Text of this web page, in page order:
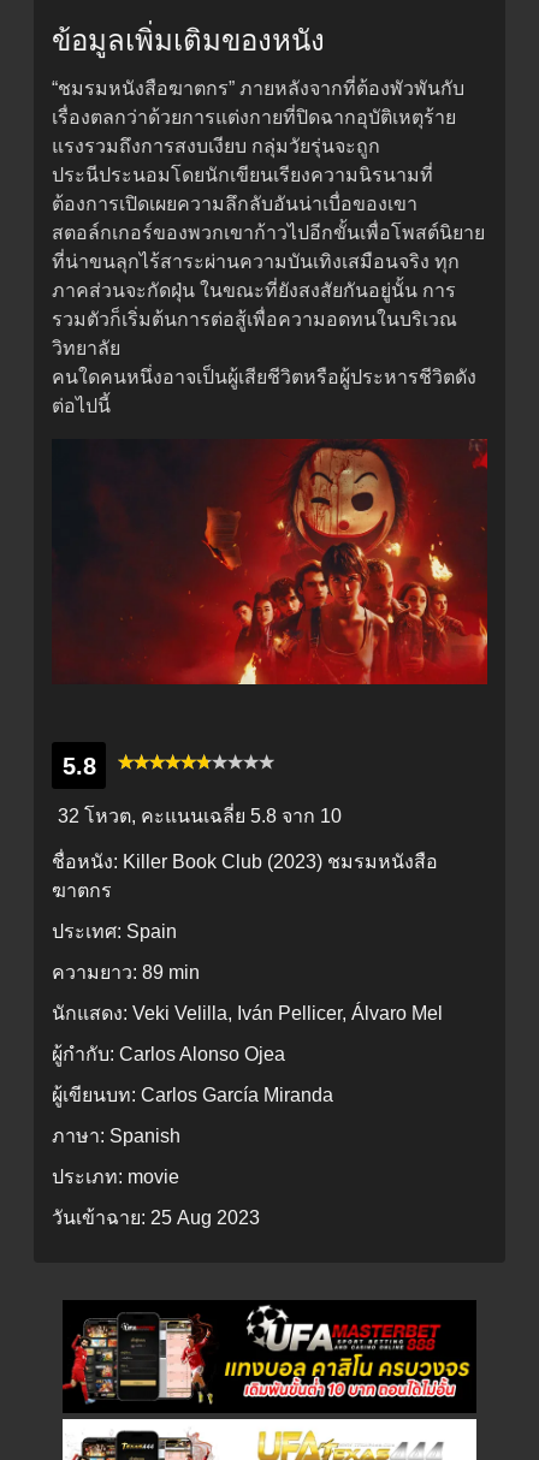
ข้อมูลเพิ่มเติมของหนัง
“ชมรมหนังสือฆาตกร” ภายหลังจากที่ต้องพัวพันกับ
เรื่องตลกว่าด้วยการแต่งกายที่ปิดฉากอุบัติเหตุร้าย
แรงรวมถึงการสงบเงียบ กลุ่มวัยรุ่นจะถูก
ประนีประนอมโดยนักเขียนเรียงความนิรนามที่
ต้องการเปิดเผยความลึกลับอันน่าเบื่อของเขา
สตอล์กเกอร์ของพวกเขาก้าวไปอีกขั้นเพื่อโพสต์นิยาย
ที่น่าขนลุกไร้สาระผ่านความบันเทิงเสมือนจริง ทุก
ภาคส่วนจะกัดฝุ่น ในขณะที่ยังสงสัยกันอยู่นั้น การ
รวมตัวก็เริ่มต้นการต่อสู้เพื่อความอดทนในบริเวณ
วิทยาลัย
คนใดคนหนึ่งอาจเป็นผู้เสียชีวิตหรือผู้ประหารชีวิตดัง
ต่อไปนี้
5.8
32 โหวต, คะแนนเฉลี่ย 5.8 จาก 10
ชื่อหนัง: Killer Book Club (2023) ชมรมหนังสือ
ฆาตกร
ประเทศ: Spain
ความยาว: 89 min
นักแสดง: Veki Velilla, Iván Pellicer, Álvaro Mel
ผู้กำกับ: Carlos Alonso Ojea
ผู้เขียนบท: Carlos García Miranda
ภาษา: Spanish
ประเภท: movie
วันเข้าฉาย: 25 Aug 2023